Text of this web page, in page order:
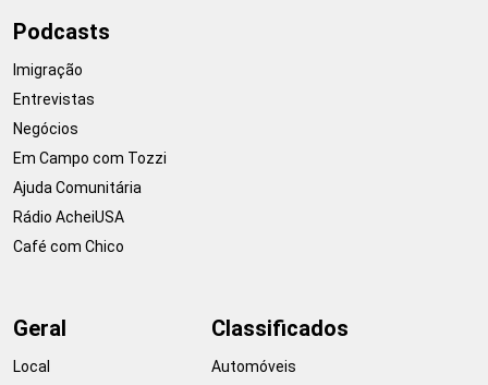
Podcasts
Imigração
Entrevistas
Negócios
Em Campo com Tozzi
Ajuda Comunitária
Rádio AcheiUSA
Café com Chico
Geral
Local
Classificados
Automóveis